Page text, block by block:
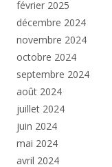
février 2025
décembre 2024
novembre 2024
octobre 2024
septembre 2024
août 2024
juillet 2024
juin 2024
mai 2024
avril 2024